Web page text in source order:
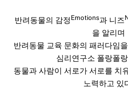
반려동물의 감정Emotions과 니즈
을 알리며
반려동물 교육 문화의 패러다임
심리연구소 폴랑폴
동물과 사람이 서로가 서로를 치
노력하고 있